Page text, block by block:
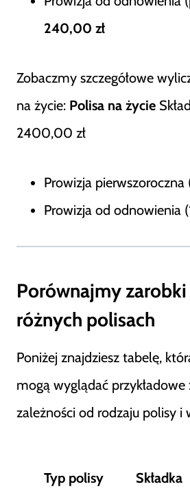
240,00 zł
Zobaczmy szczegółowe
na życie: Polisa na życie
2400,00 zł
Prowizja
Prowizja od odnowienia
Porównajmy zarobki
różnych polisach
Poniżej znajdziesz tabelę,
mogą wyglądać
zależności od rodzaju polisy i
Typ polisy Składka